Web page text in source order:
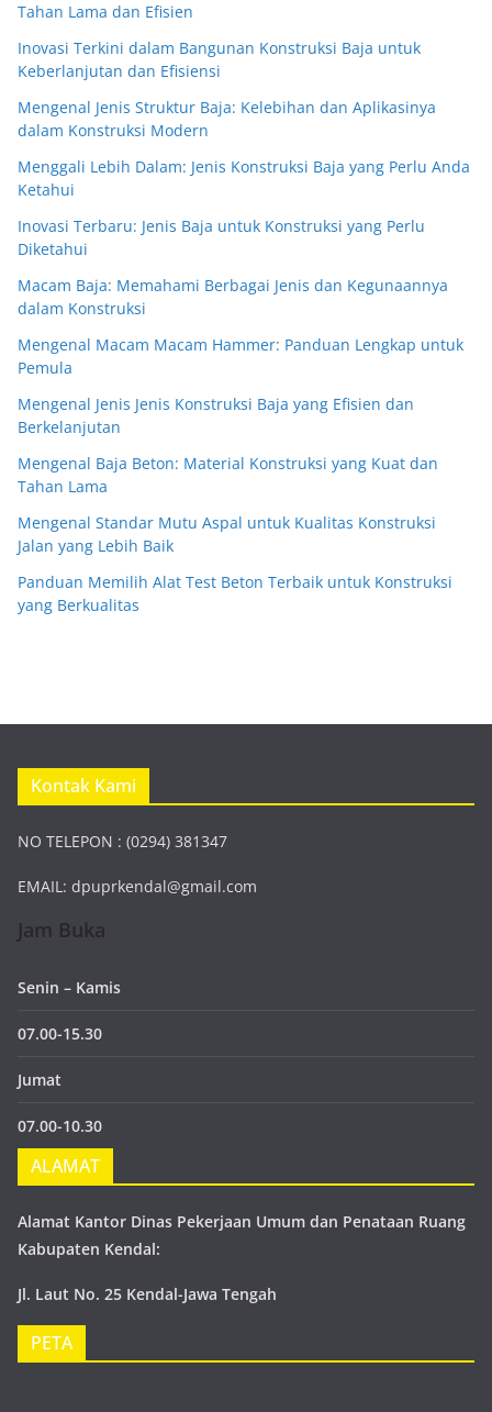
Tahan Lama dan Efisien
Inovasi Terkini dalam Bangunan Konstruksi Baja untuk
Keberlanjutan dan Efisiensi
Mengenal Jenis Struktur Baja: Kelebihan dan Aplikasinya
dalam Konstruksi Modern
Menggali Lebih Dalam: Jenis Konstruksi Baja yang Perlu Anda
Ketahui
Inovasi Terbaru: Jenis Baja untuk Konstruksi yang Perlu
Diketahui
Macam Baja: Memahami Berbagai Jenis dan Kegunaannya
dalam Konstruksi
Mengenal Macam Macam Hammer: Panduan Lengkap untuk
Pemula
Mengenal Jenis Jenis Konstruksi Baja yang Efisien dan
Berkelanjutan
Mengenal Baja Beton: Material Konstruksi yang Kuat dan
Tahan Lama
Mengenal Standar Mutu Aspal untuk Kualitas Konstruksi
Jalan yang Lebih Baik
Panduan Memilih Alat Test Beton Terbaik untuk Konstruksi
yang Berkualitas
Kontak Kami
NO TELEPON : (0294) 381347
EMAIL: dpuprkendal@gmail.com
Jam Buka
Senin – Kamis
07.00-15.30
Jumat
07.00-10.30
ALAMAT
Alamat Kantor Dinas Pekerjaan Umum dan Penataan Ruang
Kabupaten Kendal:
Jl. Laut No. 25 Kendal-Jawa Tengah
PETA